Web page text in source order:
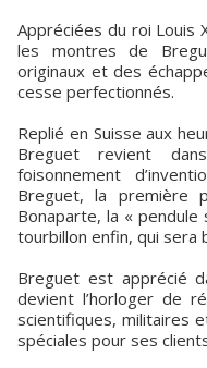
Appréciées du roi Louis
les montres de
originaux et des
cesse perfectionnés.
Replié en Suisse aux
Breguet revient
foisonnement
Breguet, la première
Bonaparte, la «
tourbillon enfin, qui sera
Breguet est apprécié
devient l’horloger de
scientifiques, militaires
spéciales pour ses